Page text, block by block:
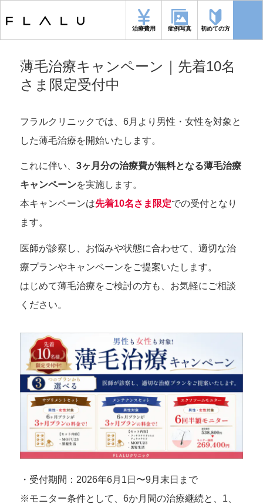
治療費用 症例写真 初めての方
薄毛治療キャンペーン｜先着10名さま限定受付中
薄毛治療キャンペーン｜先着10名
さま限定受付中
フラルクリニックでは、6月より男性・女性を対象と
した薄毛治療を開始いたします。
これに伴い、 3ヶ月分の治療費が無料となる薄毛治療
キャンペーンを実施します。
本キャンペーンは先着10名さま限定での受付となり
ます。
医師が診察し、お悩みや状態に合わせて、適切な治
療プランやキャンペーンをご提案いたします。
はじめて薄毛治療をご検討の方も、お気軽にご相談
ください。
・受付期間：2026年6月1日〜9月末日まで
※モニター条件として、6か月間の治療継続と、1、